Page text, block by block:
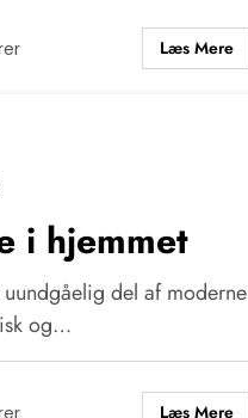
Læs Mere
i hjemmet
del af moderne
og…
Læs Mere